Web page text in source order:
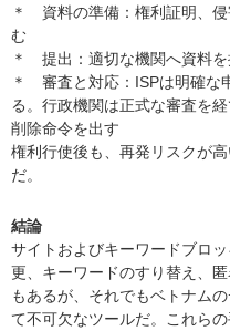
＊ 資料の準備：権利証明、
む
＊ 提出：適切な機関へ資料を
＊ 審査と対応：ISPは明確な
る。行政機関は正式な審査を
削除命令を出す
権利行使後も、再発リスクが
だ。
結論
サイトおよびキーワードブロ
更、キーワードのすり替え、
もあるが、それでもベトナム
て不可欠なツールだ。これら